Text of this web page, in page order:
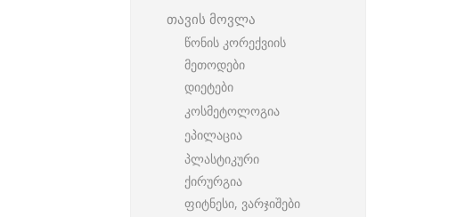
თავის მოვლა
წონის კორექვიის
მეთოდები
დიეტები
კოსმეტოლოგია
ეპილაცია
პლასტიკური
ქირურგია
ფიტნესი, ვარჯიშები